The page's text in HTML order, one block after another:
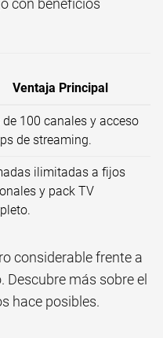
con beneficios
Ventaja Principal
de 100 canales y acceso
de streaming.
ilimitadas a fijos
y pack TV
considerable frente a
Descubre más sobre el
hace posibles.